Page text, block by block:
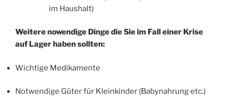
im Haushalt)
Weitere nowendige Dinge die Sie im Fall einer Krise
auf Lager haben sollten:
Wichtige Medikamente
Notwendige Güter für Kleinkinder (Babynahrung etc.)